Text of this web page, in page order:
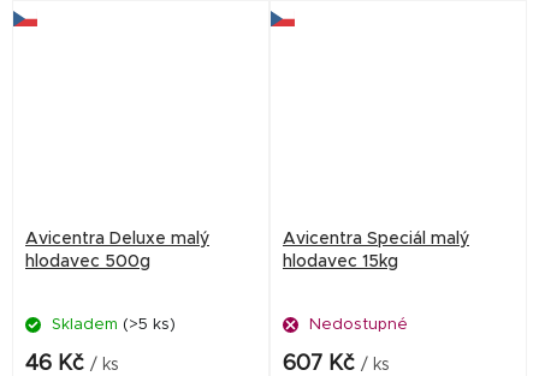
Avicentra Deluxe malý
hlodavec 500g
Skladem (>5 ks)
46 Kč / ks
Avicentra Speciál malý
hlodavec 15kg
Nedostupné
607 Kč / ks